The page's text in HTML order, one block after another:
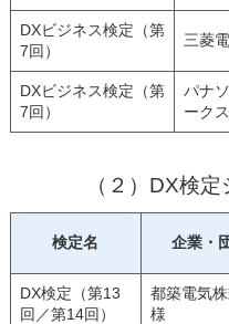
DXビジネス検定（第
7回）
三菱
DXビジネス検定（第
7回）
パナ
ーク
（２）DX検
検定名 企業・
DX検定（第13
回／第14回）
都築電気
様